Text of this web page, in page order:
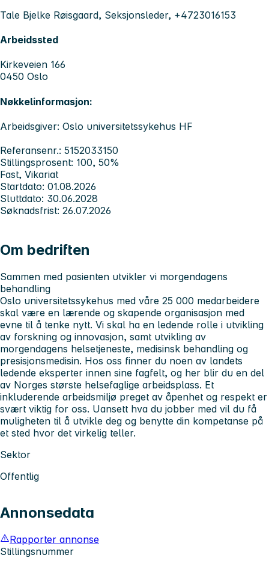
Tale Bjelke Røisgaard, Seksjonsleder, +4723016153
Arbeidssted
Kirkeveien 166
0450 Oslo
Nøkkelinformasjon:
Arbeidsgiver: Oslo universitetssykehus HF
Referansenr.: 5152033150
Stillingsprosent: 100, 50%
Fast, Vikariat
Startdato: 01.08.2026
Sluttdato: 30.06.2028
Søknadsfrist: 26.07.2026
Om bedriften
Sammen med pasienten utvikler vi morgendagens
behandling
Oslo universitetssykehus med våre 25 000 medarbeidere
skal være en lærende og skapende organisasjon med
evne til å tenke nytt. Vi skal ha en ledende rolle i utvikling
av forskning og innovasjon, samt utvikling av
morgendagens helsetjeneste, medisinsk behandling og
presisjonsmedisin. Hos oss finner du noen av landets
ledende eksperter innen sine fagfelt, og her blir du en del
av Norges største helsefaglige arbeidsplass. Et
inkluderende arbeidsmiljø preget av åpenhet og respekt er
svært viktig for oss. Uansett hva du jobber med vil du få
muligheten til å utvikle deg og benytte din kompetanse på
et sted hvor det virkelig teller.
Sektor
Offentlig
Annonsedata
Rapporter annonse
Stillingsnummer